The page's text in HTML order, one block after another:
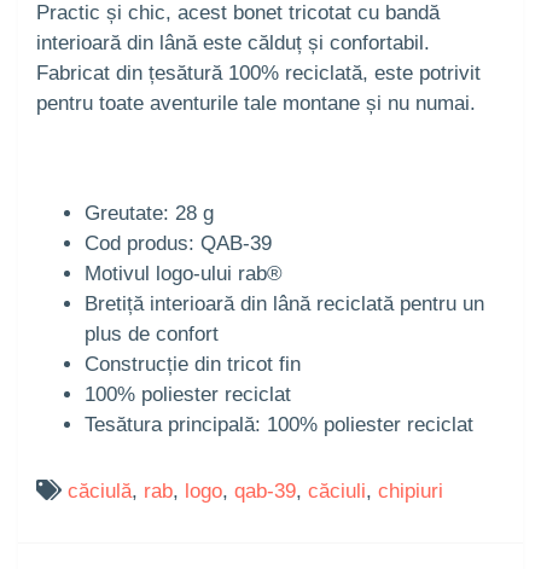
Practic și chic, acest bonet tricotat cu bandă
interioară din lână este călduț și confortabil.
Fabricat din țesătură 100% reciclată, este potrivit
pentru toate aventurile tale montane și nu numai.
Greutate: 28 g
Cod produs: QAB-39
Motivul logo-ului rab®
Bretiță interioară din lână reciclată pentru un
plus de confort
Construcție din tricot fin
100% poliester reciclat
Tesătura principală: 100% poliester reciclat
căciulă, rab, logo, qab-39, căciuli, chipiuri